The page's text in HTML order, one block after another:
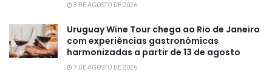
8 DE AGOSTO DE 2026
Uruguay Wine Tour chega ao Rio de Janeiro
com experiências gastronômicas
harmonizadas a partir de 13 de agosto
7 DE AGOSTO DE 2026